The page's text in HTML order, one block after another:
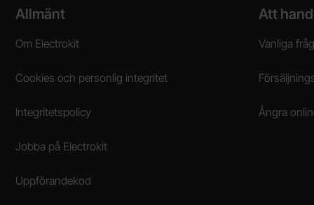
Sidfot Blandad info och länkar
Allmänt
Om Electrokit
Cookies och personlig integritet
Integritetspolicy
Jobba på Electrokit
Uppförandekod
Att
Vanliga
Ångra